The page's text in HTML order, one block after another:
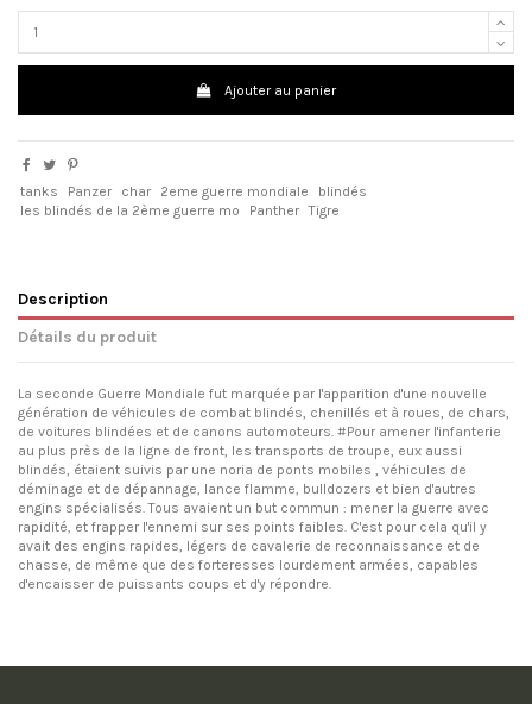
Ajouter au panier
tanks Panzer char 2eme guerre mondiale
blindés
les blindés de la 2ème guerre mo
Panther Tigre
Description
Détails du produit
La seconde Guerre Mondiale fut marquée par l'apparition d'une nouvelle
génération de véhicules de combat blindés, chenillés et à roues, de chars,
de voitures blindées et de canons automoteurs. #Pour amener l'infanterie
au plus près de la ligne de front, les transports de troupe, eux aussi
blindés, étaient suivis par une noria de ponts mobiles , véhicules de
déminage et de dépannage, lance flamme, bulldozers et bien d'autres
engins spécialisés. Tous avaient un but commun : mener la guerre avec
rapidité, et frapper l'ennemi sur ses points faibles. C'est pour cela qu'il y
avait des engins rapides, légers de cavalerie de reconnaissance et de
chasse, de même que des forteresses lourdement armées, capables
d'encaisser de puissants coups et d'y répondre.